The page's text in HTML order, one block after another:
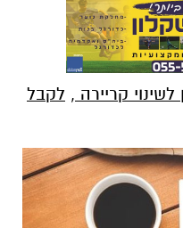
קריירה , לקבל